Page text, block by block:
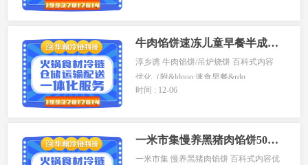
牛肉馅饼速冻儿童早餐半成品酥皮猪肉煎饼手抓饼速冻
淳乡诱 牛肉馅饼/吊炉烧饼 百科式内容
优化（附&ldquo;速食早餐&rdq...
时间 : 12-06
一米市集慢养黑猪肉馅饼500g早餐懒人快手菜冷冻半成品速食面点
一米市集 慢养黑猪肉馅饼 百科式内容优